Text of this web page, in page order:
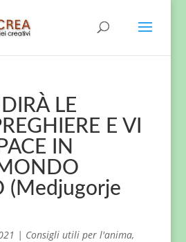
LE
E VI
IN
(Medjugorje
| Consigli utili per l'anima,